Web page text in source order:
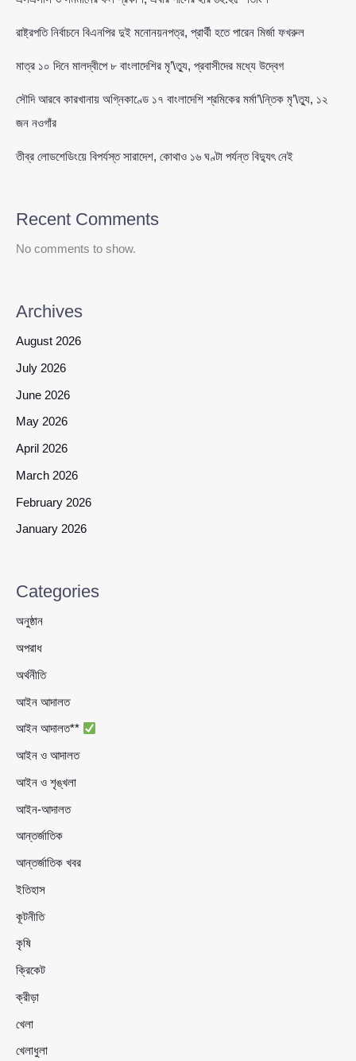
রাষ্ট্রপতি নির্বাচনে বিএনপির দুই মনোনয়নপত্র, প্রার্থী হতে পারেন মির্জা ফখরুল
মাত্র ১০ দিনে মালদ্বীপে ৮ বাংলাদেশির মৃ’\ত্যু, প্রবাসীদের মধ্যে উদ্বেগ
সৌদি আরবে কারখানায় অগ্নিকাণ্ডে ১৭ বাংলাদেশি শ্রমিকের মর্মা’\ন্তিক মৃ’\ত্যু, ১২
জন নওগাঁর
তীব্র লোডশেডিংয়ে বিপর্যস্ত সারাদেশ, কোথাও ১৬ ঘণ্টা পর্যন্ত বিদ্যুৎ নেই
Recent Comments
No comments to show.
Archives
August 2026
July 2026
June 2026
May 2026
April 2026
March 2026
February 2026
January 2026
Categories
অনুষ্ঠান
অপরাধ
অর্থনীতি
আইন আদালত
আইন আদালত**
আইন ও আদালত
আইন ও শৃঙ্খলা
আইন-আদালত
আন্তর্জাতিক
আন্তর্জাতিক খবর
ইতিহাস
কূটনীতি
কৃষি
ক্রিকেট
ক্রীড়া
খেলা
খেলাধুলা